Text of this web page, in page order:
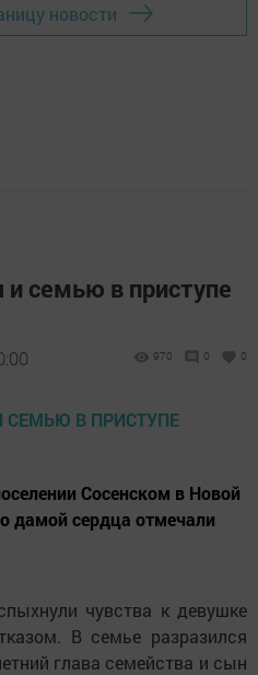
новости
семью в приступе
970 0 0
Сосенском в Новой
дамой сердца отмечали
чувства к девушке
В семье разразился
глава семейства и сын